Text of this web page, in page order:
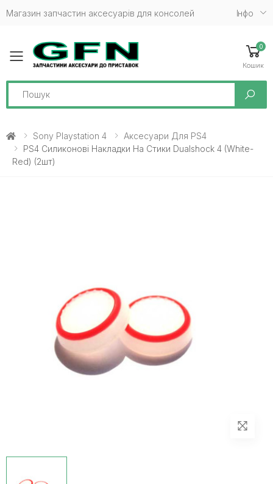
Магазин запчастин аксесуарів для консолей Iнфо
Toggle mobile menu
0
Кошик
Search
Sony Playstation 4
Аксесуари Для PS4
PS4 Силиконові Накладки На Стики Dualshock 4 (White-
Red) (2шт)